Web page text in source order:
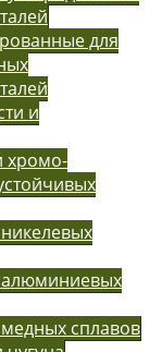
для
и
хромо-
алюминиевых
сплавов